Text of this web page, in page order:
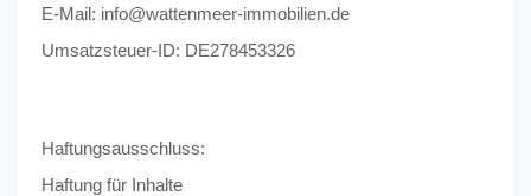
E-Mail: info@wattenmeer-immobilien.de
Umsatzsteuer-ID: DE278453326
Haftungsausschluss:
Haftung für Inhalte